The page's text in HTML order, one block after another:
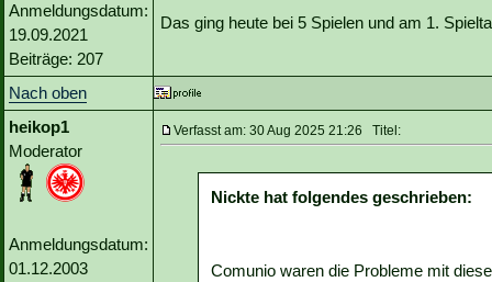
Anmeldungsdatum:
19.09.2021
Beiträge: 207
Das ging heute bei 5 Spielen und am 1.
Nach oben
heikop1
Moderator
Anmeldungsdatum:
01.12.2003
Verfasst am: 30 Aug 2025 21:26 Titel:
Nickte hat folgendes geschrieben:
Comunio waren die Probleme mit